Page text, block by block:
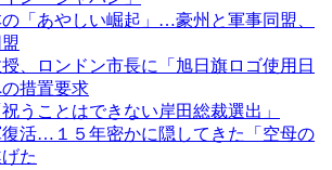
「あやしい崛起」…豪州と軍事同盟、
、ロンドン市長に「旭日旗ロゴ使用日
措置要求
うことはできない岸田総裁選出」
復活…１５年密かに隠してきた「空母の
た